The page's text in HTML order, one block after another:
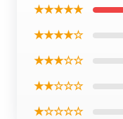
★★★★★
★★★★☆
★★★☆☆
★★☆☆☆
★☆☆☆☆